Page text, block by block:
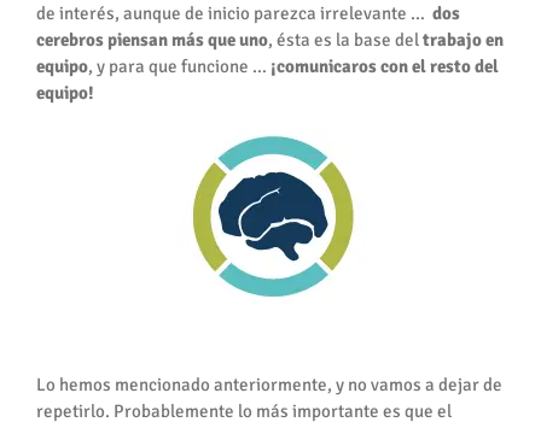
de interés, aunque de inicio parezca irrelevante … dos
cerebros piensan más que uno, ésta es la base deltrabajo en
equipo, y para que funcione … ¡comunicaros con el resto del
equipo!
Lo hemos mencionado anteriormente, y no vamos a dejar de
repetirlo. Probablemente lo más importante es que el